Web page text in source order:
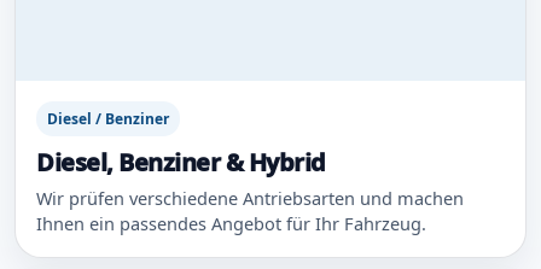
Diesel / Benziner
Diesel, Benziner & Hybrid
Wir prüfen verschiedene Antriebsarten und machen
Ihnen ein passendes Angebot für Ihr Fahrzeug.